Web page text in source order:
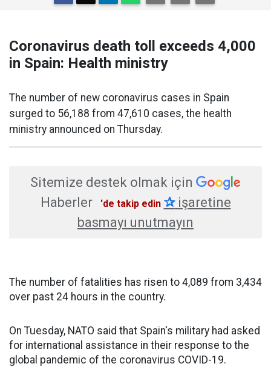
Coronavirus death toll exceeds 4,000
in Spain: Health ministry
The number of new coronavirus cases in Spain
surged to 56,188 from 47,610 cases, the health
ministry announced on Thursday.
Sitemize destek olmak için
Haberler
'de takip edin ✰işaretine
basmayı unutmayın
The number of fatalities has risen to 4,089 from 3,434
over past 24 hours in the country.
On Tuesday, NATO said that Spain's military had asked
for international assistance in their response to the
global pandemic of the coronavirus COVID-19.